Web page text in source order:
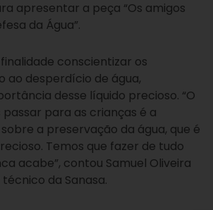
apresentar a peça “Os amigos
da Água”.
conscientizar os
ao desperdício de água,
desse líquido precioso. “O
para as crianças é a
a preservação da água, que é
Temos que fazer de tudo
acabe”, contou Samuel Oliveira
da Sanasa.